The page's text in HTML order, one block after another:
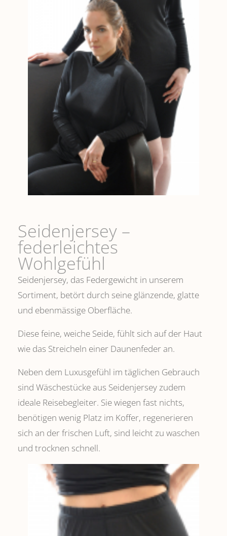
Seidenjersey –
federleichtes
Wohlgefühl
Seidenjersey, das Federgewicht in unserem
Sortiment, betört durch seine glänzende, glatte
und ebenmässige Oberfläche.
Diese feine, weiche Seide, fühlt sich auf der Haut
wie das Streicheln einer Daunenfeder an.
Neben dem Luxusgefühl im täglichen Gebrauch
sind Wäschestücke aus Seidenjersey zudem
ideale Reisebegleiter. Sie wiegen fast nichts,
benötigen wenig Platz im Koffer, regenerieren
sich an der frischen Luft, sind leicht zu waschen
und trocknen schnell.